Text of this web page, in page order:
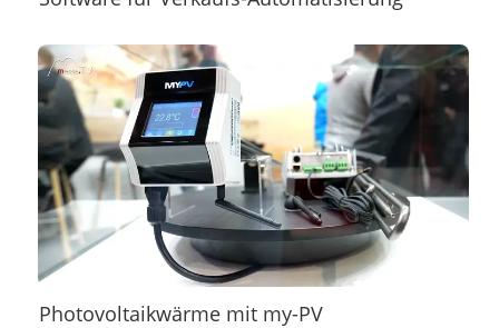
Photovoltaikwärme mit my-PV